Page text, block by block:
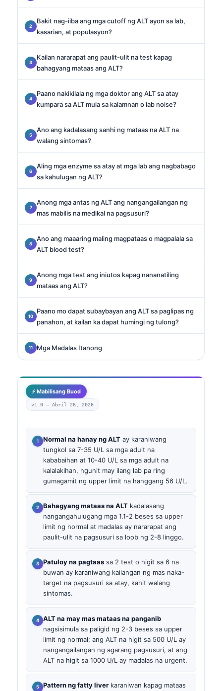
Bakit nag-iiba ang mga cutoff ng ALT ayon sa lab,
kasarian, at populasyon?
Kailan nararapat ang paulit-ulit na test kapag
bahagyang mataas ang ALT?
Paano nakikilala ng mga doktor ang ALT sa atay
kumpara sa ALT mula sa kalamnan o lab noise?
Ano ang kadalasang sanhi ng mataas na ALT na
walang sintomas?
Aling mga enzyme sa atay at mga lab ang nagbabago
sa kahulugan ng ALT?
Anong mga antas ng ALT ang nangangailangan ng
mas mabilis na medikal na pagsusuri?
Ano ang maaaring maling magpataas o magpalala sa
ALT blood test?
Anong mga test ang iniutos kapag nananatiling
mataas ang ALT?
Paano mo dapat subaybayan ang ALT sa paglipas ng
panahon, at kailan ka dapat humingi ng tulong?
Mga Madalas Itanong
⚡ Mabilisang Buod
v1.0 — Abril 26, 2026
Normal na hanay ng ALT ay karaniwang
tungkol sa 7-35 U/L sa mga adult na
kababaihan at 10-40 U/L sa mga adult na
kalalakihan, ngunit may ilang lab pa ring
gumagamit ng upper limit na hanggang 56 U/L.
Bahagyang mataas na ALT kadalasang
nangangahulugang mga 1.1-2 beses sa upper
limit ng normal at madalas ay nararapat ang
paulit-ulit na pagsusuri sa loob ng 2-8 linggo.
Patuloy na pagtaas sa 2 test o higit sa 6 na
buwan ay karaniwang kailangan ng mas naka-
target na pagsusuri sa atay, kahit walang
sintomas.
ALT na may mas mataas na panganib
nagsisimula sa paligid ng 2-3 beses sa upper
limit ng normal; ang ALT na higit sa 500 U/L ay
nangangailangan ng agarang pagsusuri, at ang
ALT na higit sa 1000 U/L ay madalas na urgent.
Pattern ng fatty liver karaniwan kapag mataas